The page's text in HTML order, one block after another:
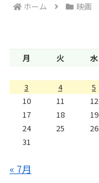
ホーム 映画
月 火 水
3
4 5
10
11 12
17
18 19
24
25 26
31
« 7月